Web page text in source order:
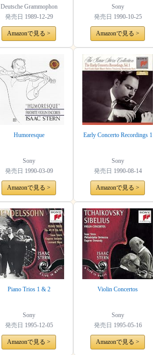
Deutsche Grammophon
発売日 1989-12-29
Amazonで見る >
Sony
発売日 1990-10-25
Amazonで見る >
Humoresque
Sony
発売日 1990-03-09
Amazonで見る >
Early Concerto Recordings 1
Sony
発売日 1990-08-14
Amazonで見る >
Piano Trios 1 & 2
Sony
発売日 1995-12-05
Amazonで見る >
Violin Concertos
Sony
発売日 1995-05-16
Amazonで見る >